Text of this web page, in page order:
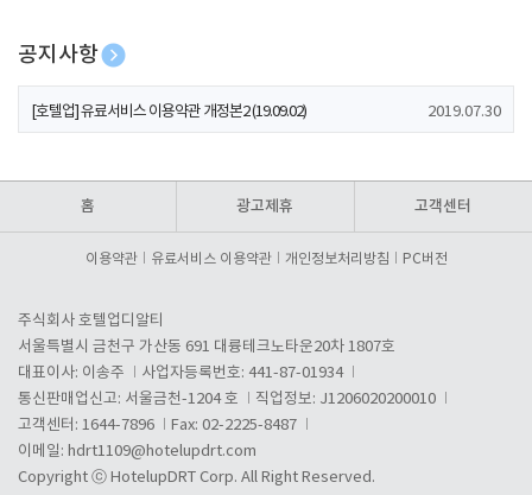
공지사항
[호텔업] 개인정보 처리방침 개정본1 (19.09.02)
[호텔업] 유료서비스 이용약관 개정본2 (19.09.02) 2019.07.30
홈 광고제휴 고객센터
이용약관 유료서비스 이용약관 개인정보처리방침 PC버전
주식회사 호텔업디알티
서울특별시 금천구 가산동 691 대륭테크노타운20차 1807호
대표이사: 이송주
사업자등록번호: 441-87-01934
통신판매업신고: 서울금천-1204 호
직업정보: J1206020200010
고객센터: 1644-7896
Fax: 02-2225-8487
이메일: hdrt1109@hotelupdrt.com
Copyright ⓒ HotelupDRT Corp. All Right Reserved.